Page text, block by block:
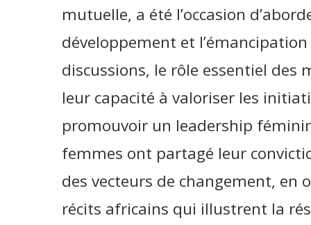
mutuelle, a été l’occasion
développement et
discussions, le rôle essentiel
leur capacité à valoriser les
promouvoir un leadership
femmes ont partagé leur
des vecteurs de changement,
récits africains qui illustrent la